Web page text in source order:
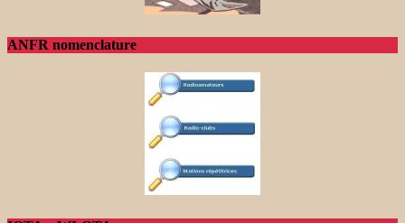
ANFR nomenclature